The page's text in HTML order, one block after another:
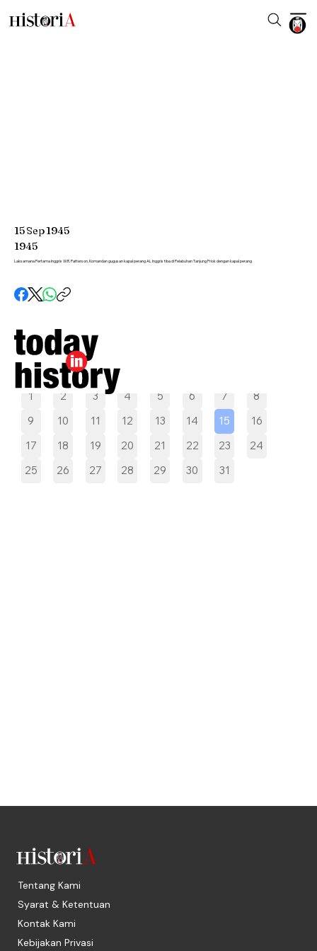
Pilih tanggal
1 2 3 4 5 6 7
8
9
10 11 12 13 14 15
16
17
18 19 20 21 22 23
24
25
26 27 28 29 30 31
15Sep1945
1945
Laksamana Pertama Inggris W.R. Patterson, Komandan gugusan kapal perang AL Inggris tiba di Pelabuhan Tanjung Priok dengan kapal perang
Tentang Kami
Syarat & Ketentuan
Kontak Kami
Kebijakan Privasi